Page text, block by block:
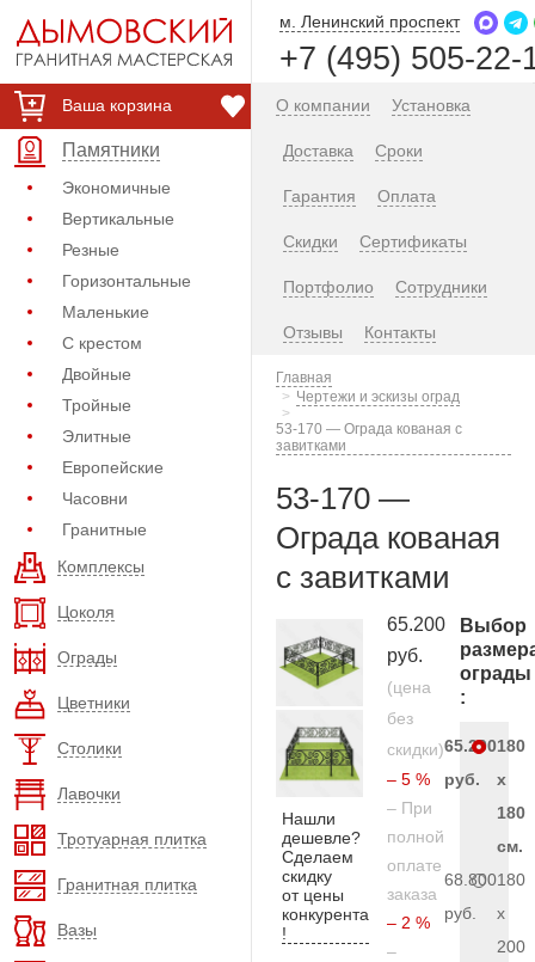
Ваша корзина
Памятники
Экономичные
Вертикальные
Резные
Горизонтальные
Маленькие
С крестом
Двойные
Тройные
Элитные
Европейские
Часовни
Гранитные
Комплексы
Цоколя
Ограды
Цветники
Столики
Лавочки
Тротуарная плитка
Гранитная плитка
Вазы
м. Ленинский проспект
+7 (495) 505-22-
О компании Установка
Доставка Сроки
Гарантия Оплата
Скидки Сертификаты
Портфолио Сотрудники
Отзывы Контакты
Главная
Чертежи и эскизы оград
53-170 — Ограда кованая с
завитками
53-170 —
Ограда кованая
с завитками
Нашли
дешевле?
Сделаем
скидку
от цены
конкурента
!
65.200
руб.
(цена
без
скидки)
– 5 %
– При
полной
оплате
заказа
– 2 %
–
Выбор
ограды
:
65.200
руб.
180
x
180
см.
68.800
руб.
180
x
200